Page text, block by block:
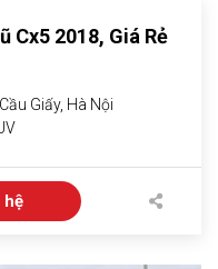
Cx5 2018, Giá Rẻ
Giấy, Hà Nội
hệ